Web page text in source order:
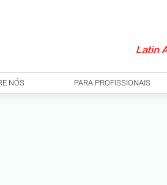
NÓS PARA PROFISSIONAIS